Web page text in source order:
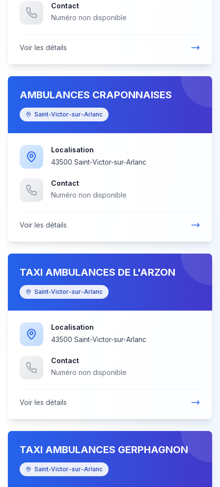
Contact
Numéro non disponible
Voir les détails
AMBULANCES CRAPONNAISES
Saint-Victor-sur-Arlanc
Localisation
43500 Saint-Victor-sur-Arlanc
Contact
Numéro non disponible
Voir les détails
TAXI AMBULANCES DE L'ARZON
Saint-Victor-sur-Arlanc
Localisation
43500 Saint-Victor-sur-Arlanc
Contact
Numéro non disponible
Voir les détails
TAXI AMBULANCES GERPHAGNON
Saint-Victor-sur-Arlanc